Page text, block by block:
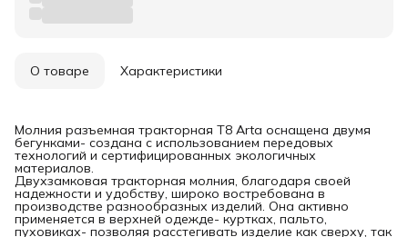
О товаре Характеристики
Молния разъемная тракторная T8 Arta оснащена двумя
бегунками- создана с использованием передовых
технологий и сертифицированных экологичных
материалов.
Двухзамковая тракторная молния, благодаря своей
надежности и удобству, широко востребована в
производстве разнообразных изделий. Она активно
применяется в верхней одежде- куртках, пальто,
пуховиках- позволяя расстегивать изделие как сверху, так